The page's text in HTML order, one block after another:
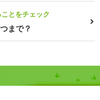
とをチェック
まで？